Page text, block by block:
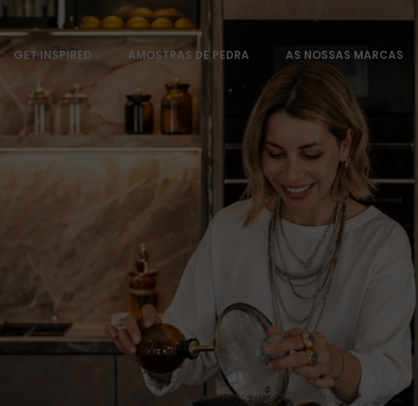
GET INSPIRED AMOSTRAS DE PEDRA AS NOSSAS MARCAS